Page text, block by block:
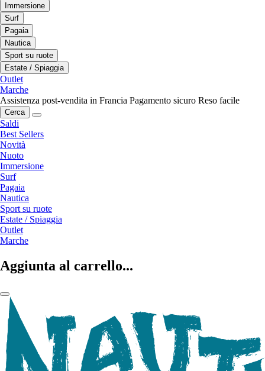
Immersione
Surf
Pagaia
Nautica
Sport su ruote
Estate / Spiaggia
Outlet
Marche
Assistenza post-vendita in Francia Pagamento sicuro Reso facile
Cerca
Saldi
Best Sellers
Novità
Nuoto
Immersione
Surf
Pagaia
Nautica
Sport su ruote
Estate / Spiaggia
Outlet
Marche
Aggiunta al carrello...